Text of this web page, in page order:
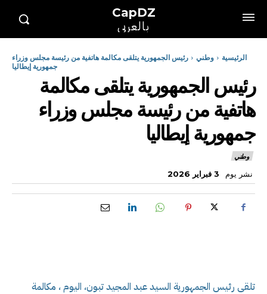
CapDZ
بالعربي
الرئيسية وطني
رئيس الجمهورية يتلقى مكالمة هاتفية من رئيسة مجلس وزراء
جمهورية إيطاليا
رئيس الجمهورية يتلقى مكالمة
هاتفية من رئيسة مجلس وزراء
جمهورية إيطاليا
وطني
نشر يوم 3 فبراير 2026
تلقى رئيس الجمهورية السيد عبد المجيد تبون، اليوم ، مكالمة